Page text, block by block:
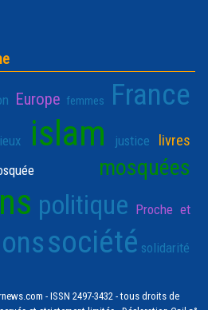
Europe femmes France
islam justice livres
mosquées
politique Proche et
société solidarité
- ISSN 2497-3432 - tous droits de